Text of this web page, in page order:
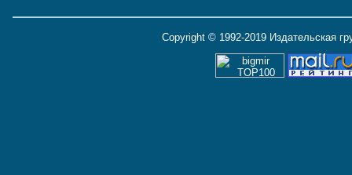
Copyright © 1992-2019 Издательская